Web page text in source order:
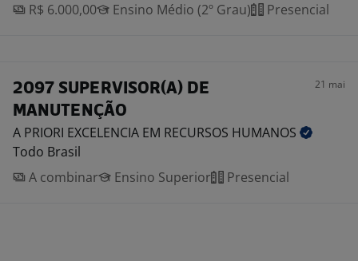
R$ 6.000,00
Ensino Médio (2º Grau) Presencial
2097 SUPERVISOR(A) DE
MANUTENÇÃO
21 mai
A PRIORI EXCELENCIA EM RECURSOS HUMANOS
Todo Brasil
A combinar
Ensino Superior Presencial